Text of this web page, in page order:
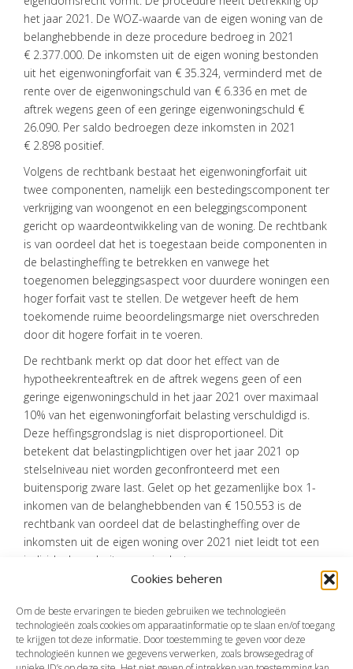
Cookies beheren
Om de beste ervaringen te bieden gebruiken we technologieën
technologieën zoals cookies om apparaatinformatie op te slaan en/of toegang
te krijgen tot deze informatie. Door toestemming te geven voor deze
technologieën kunnen we gegevens verwerken, zoals browsegedrag of
ONS
TEAM
ACTUEEL
VACATURES
CONTACT
het jaar 2021. De WOZ-waarde van de eigen woning van de
belanghebbende in deze procedure bedroeg in 2021
€ 2.377.000. De inkomsten uit de eigen woning bestonden
uit het eigenwoningforfait van € 35.324, verminderd met de
rente over de eigenwoningschuld van € 6.336 en met de
aftrek wegens geen of een geringe eigenwoningschuld €
26.090. Per saldo bedroegen deze inkomsten in 2021
€ 2.898 positief.
Volgens de rechtbank bestaat het eigenwoningforfait uit
twee componenten, namelijk een bestedingscomponent ter
verkrijging van woongenot en een beleggingscomponent
gericht op waardeontwikkeling van de woning. De rechtbank
is van oordeel dat het is toegestaan beide componenten in
de belastingheffing te betrekken en vanwege het
toegenomen beleggingsaspect voor duurdere woningen een
hoger forfait vast te stellen. De wetgever heeft de hem
toekomende ruime beoordelingsmarge niet overschreden
door dit hogere forfait in te voeren.
De rechtbank merkt op dat door het effect van de
hypotheekrenteaftrek en de aftrek wegens geen of een
geringe eigenwoningschuld in het jaar 2021 over maximaal
10% van het eigenwoningforfait belasting verschuldigd is.
Deze heffingsgrondslag is niet disproportioneel. Dit
betekent dat belastingplichtigen over het jaar 2021 op
stelselniveau niet worden geconfronteerd met een
buitensporig zware last. Gelet op het gezamenlijke box 1-
inkomen van de belanghebbenden van € 150.553 is de
rechtbank van oordeel dat de belastingheffing over de
inkomsten uit de eigen woning over 2021 niet leidt tot een
individuele en buitensporige last.
Bron:Rechtbank Noord-Holland | jurisprudentie |
Vorige Volgende